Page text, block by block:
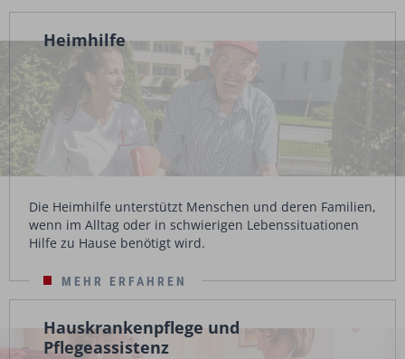
Heimhilfe
Die Heimhilfe unterstützt Menschen und deren Familien,
wenn im Alltag oder in schwierigen Lebenssituationen
Hilfe zu Hause benötigt wird.
MEHR ERFAHREN
Hauskrankenpflege und
Pflegeassistenz